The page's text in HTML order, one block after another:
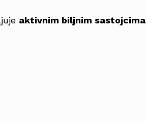
aktivnim biljnim sastojcima